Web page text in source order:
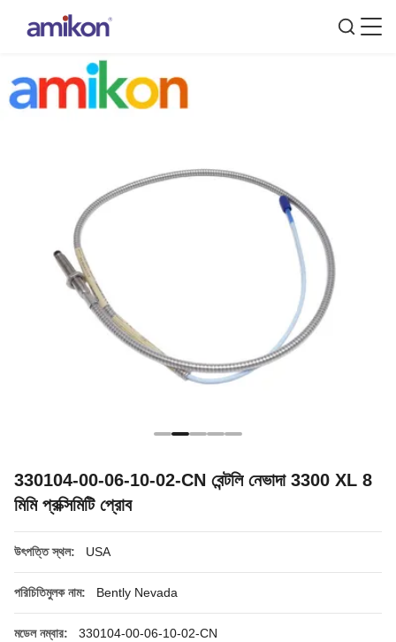
330104-00-06-10-02-CN বেন্টলি নেভাদা 3300 XL 8
মিমি প্রক্সিমিটি প্রোব
উৎপত্তি স্থল: USA
পরিচিতিমুলক নাম: Bently Nevada
মডেল নম্বার: 330104-00-06-10-02-CN